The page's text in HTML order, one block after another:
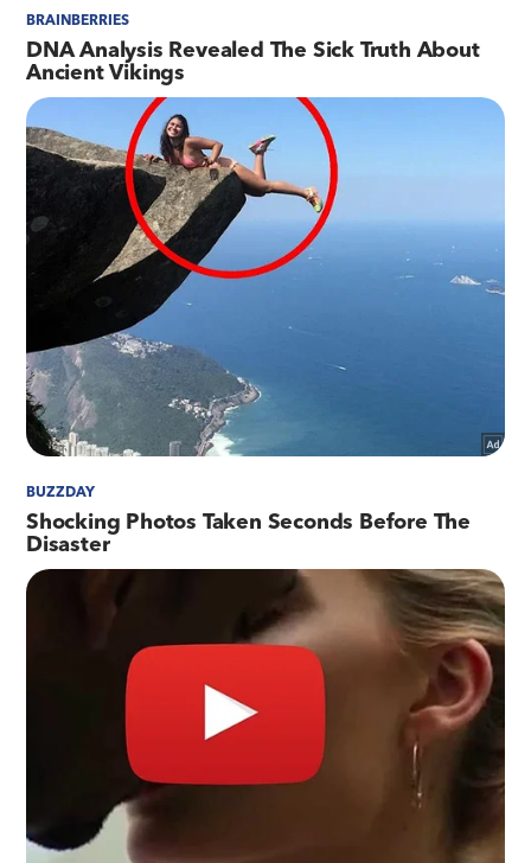
que vai da Ilha do Fundão ao Trevo das Missões
(sentido RJ-SP) - marca o fim da fase inicial das
obras. A pavimentação da pista no sentido
contrário (SP-RJ), já foi iniciada. As obras do
Trecho 2 - do Trevo das Missões à comunidade
do Lixão - começam em até 30 dias. As
intervenções terminam com o Trecho 3 - entre a
comunidade do Lixão e a Rodovia Presidente
Dutra. Ao todo, serão 37 km de via recapeada,
contando com as pistas de ida e volta e o acesso
de retorno.
Leia também:
Lula cria novo ministério focado em micro
empreendedores
➢ Lei: Escolas que tenham aluno com autismo